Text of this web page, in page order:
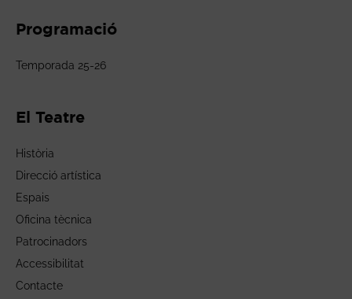
Programació
Temporada 25-26
El Teatre
Història
Direcció artística
Espais
Oficina tècnica
Patrocinadors
Accessibilitat
Contacte